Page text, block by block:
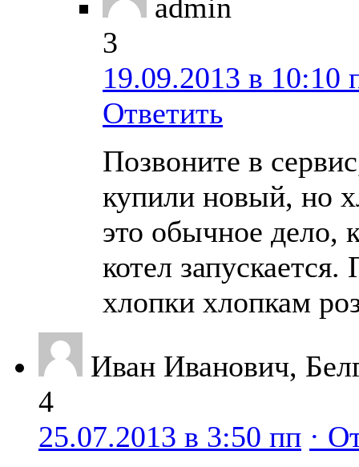
admin
3
19.09.2013 в 10:10
Ответить
Позвоните в
купили новый, но
это обычное дело,
котел запускается.
хлопки хлопкам
Иван Иванович,
4
25.07.2013 в 3:50 пп ·